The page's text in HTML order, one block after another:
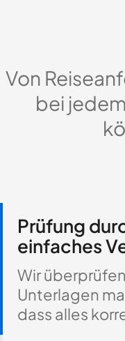
Von
bei
Prüfung
einfaches
Wir
Unterlagen
dass alles